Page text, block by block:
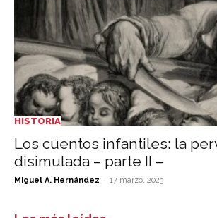
HISTORIA
Los cuentos infantiles: la
disimulada – parte II –
Miguel A. Hernández - 17 marzo, 2023